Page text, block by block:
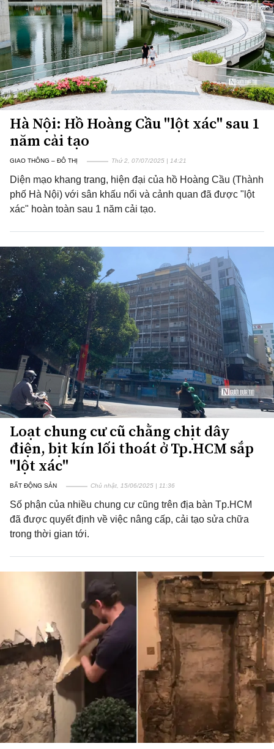
Hà Nội: Hồ Hoàng Cầu "lột xác" sau 1
năm cải tạo
GIAO THÔNG – ĐÔ THỊ Thứ 2, 07/07/2025 | 14:21
Diện mạo khang trang, hiện đại của hồ Hoàng Cầu (Thành
phố Hà Nội) với sân khấu nổi và cảnh quan đã được "lột
xác" hoàn toàn sau 1 năm cải tạo.
Loạt chung cư cũ chằng chịt dây
điện, bịt kín lối thoát ở Tp.HCM sắp
"lột xác"
BẤT ĐỘNG SẢN Chủ nhật, 15/06/2025 | 11:36
Số phận của nhiều chung cư cũng trên địa bàn Tp.HCM
đã được quyết định về việc nâng cấp, cải tạo sửa chữa
trong thời gian tới.